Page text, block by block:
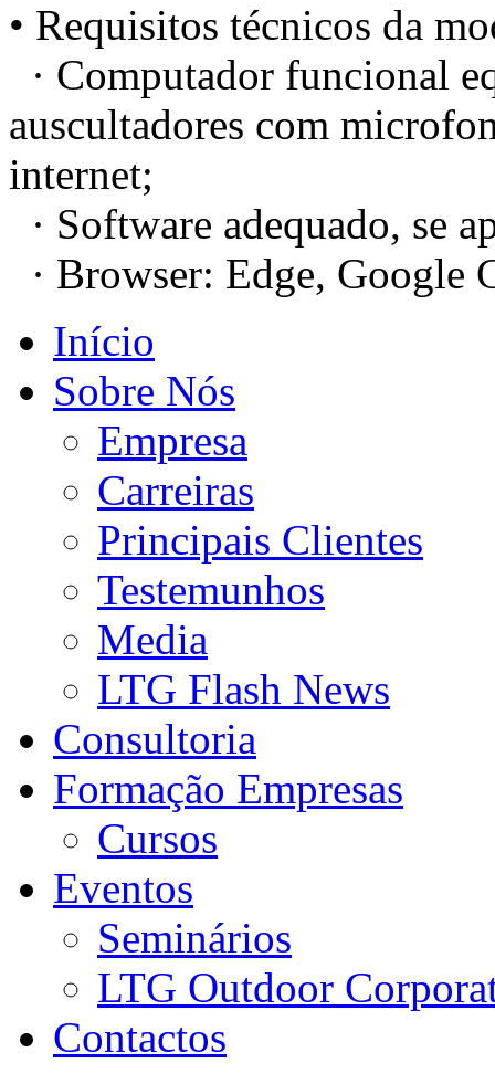
• Requisitos técnicos da
· Computador funcional
auscultadores com
internet;
· Software adequado, se
· Browser: Edge,
Início
Sobre Nós
Empresa
Carreiras
Principais Clientes
Testemunhos
Media
LTG Flash News
Consultoria
Formação Empresas
Cursos
Eventos
Seminários
LTG Outdoor
Contactos